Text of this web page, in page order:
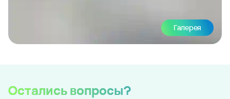
Галерея
Остались вопросы?